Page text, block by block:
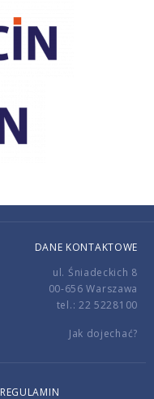
DANE KONTAKTOWE
ul. Śniadeckich 8
00-656 Warszawa
tel.: 22 5228100
Jak dojechać?
REGULAMIN